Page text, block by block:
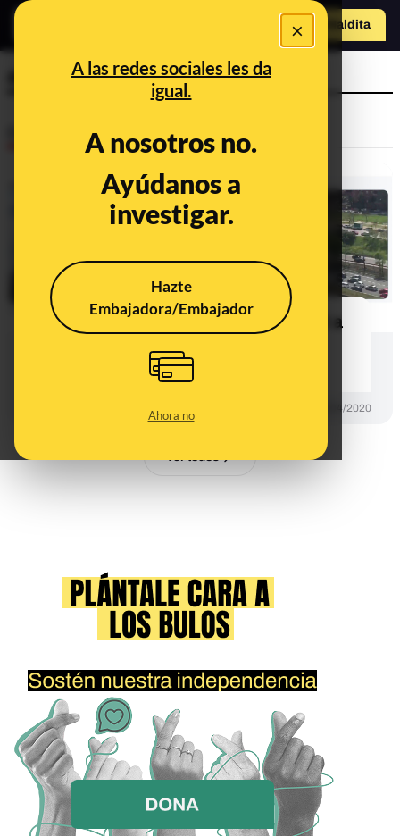
×
A las redes sociales les da
igual.
A nosotros no.
Ayúdanos a
investigar.
Hazte
Embajadora/Embajador
Ahora no
Hazte Maldita
Estas imágenes del atasco en la A3 a
control policial en el kilometro 5.5
08/04/2020
Ver todos